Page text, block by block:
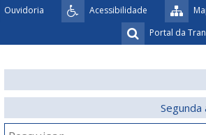
Acessibilidade
Ouvidoria
Portal da